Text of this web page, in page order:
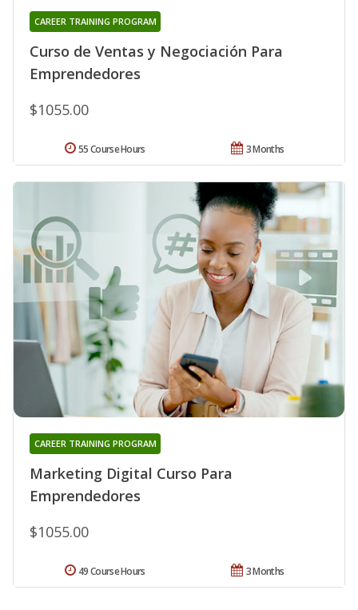
Curso de Ventas y Negociación Para
Emprendedores
CAREER TRAINING PROGRAM
$1055.00
3 Months
55 Course Hours
Marketing Digital Curso Para
Emprendedores
CAREER TRAINING PROGRAM
$1055.00
3 Months
49 Course Hours